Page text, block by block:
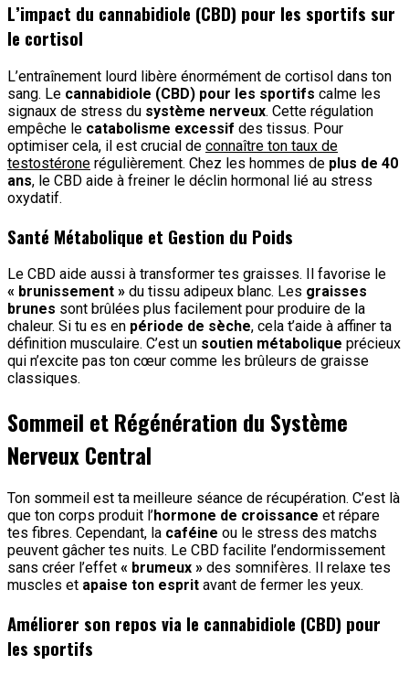
L’impact du cannabidiole (CBD) pour les sportifs sur
le cortisol
L’entraînement lourd libère énormément de cortisol dans ton
sang. Le cannabidiole (CBD) pour les sportifs calme les
signaux de stress du système nerveux. Cette régulation
empêche le catabolisme excessif des tissus. Pour
optimiser cela, il est crucial de connaître ton taux de
testostérone régulièrement. Chez les hommes de plus de 40
ans, le CBD aide à freiner le déclin hormonal lié au stress
oxydatif.
Santé Métabolique et Gestion du Poids
Le CBD aide aussi à transformer tes graisses. Il favorise le
« brunissement » du tissu adipeux blanc. Les graisses
brunes sont brûlées plus facilement pour produire de la
chaleur. Si tu es en période de sèche, cela t’aide à affiner ta
définition musculaire. C’est un soutien métabolique précieux
qui n’excite pas ton cœur comme les brûleurs de graisse
classiques.
Sommeil et Régénération du Système
Nerveux Central
Ton sommeil est ta meilleure séance de récupération. C’est là
que ton corps produit l’hormone de croissance et répare
tes fibres. Cependant, la caféine ou le stress des matchs
peuvent gâcher tes nuits. Le CBD facilite l’endormissement
sans créer l’effet « brumeux » des somnifères. Il relaxe tes
muscles et apaise ton esprit avant de fermer les yeux.
Améliorer son repos via le cannabidiole (CBD) pour
les sportifs